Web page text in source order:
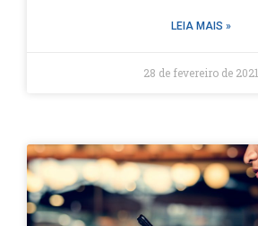
LEIA MAIS »
28 de fevereiro de 2021